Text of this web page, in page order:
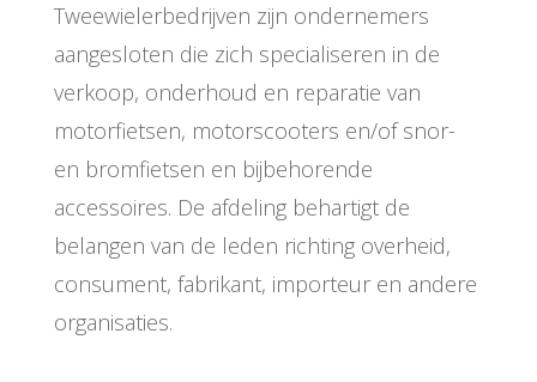
Tweewielerbedrijven zijn ondernemers
aangesloten die zich specialiseren in de
verkoop, onderhoud en reparatie van
motorfietsen, motorscooters en/of snor-
en bromfietsen en bijbehorende
accessoires. De afdeling behartigt de
belangen van de leden richting overheid,
consument, fabrikant, importeur en andere
organisaties.